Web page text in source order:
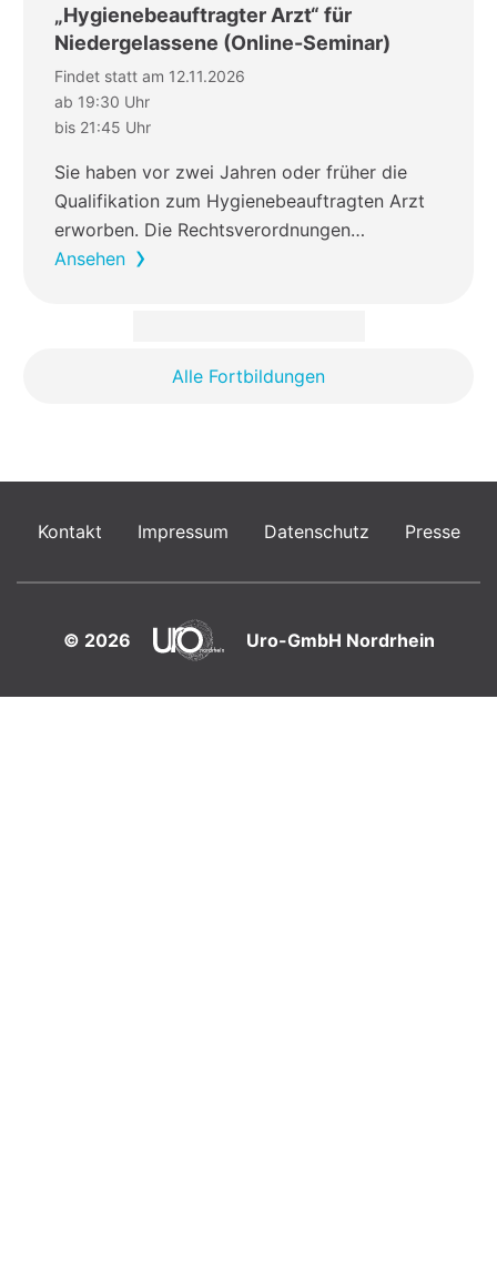
„Hygienebeauftragter Arzt“ für
Niedergelassene (Online-Seminar)
Findet statt am 12.11.2026
ab 19:30 Uhr
bis 21:45 Uhr
Sie haben vor zwei Jahren oder früher die
Qualifikation zum Hygienebeauftragten Arzt
erworben. Die Rechtsverordnungen…
Ansehen
Alle Fortbildungen
© 2026 Uro-GmbH Nordrhein
Kontakt Impressum Datenschutz Presse